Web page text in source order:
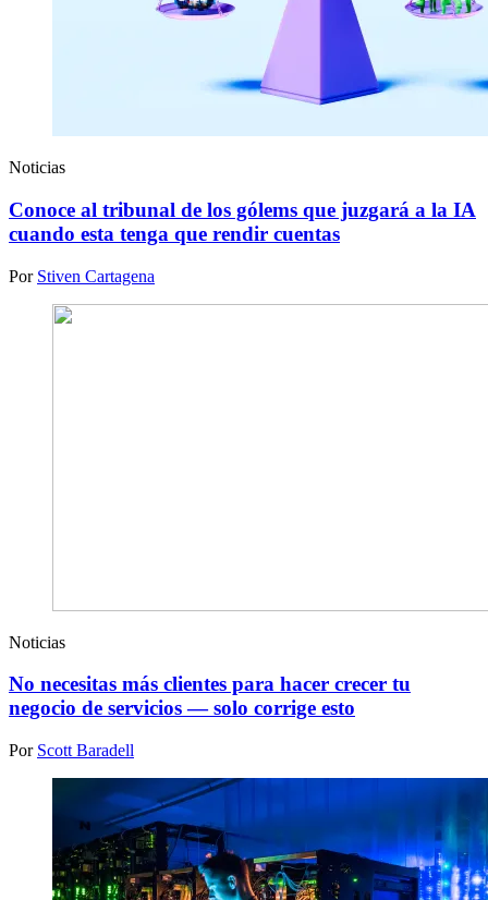
Noticias
Conoce al tribunal de los gólems que juzgará a la IA
cuando esta tenga que rendir cuentas
Por Stiven Cartagena
Noticias
No necesitas más clientes para hacer crecer tu
negocio de servicios — solo corrige esto
Por Scott Baradell